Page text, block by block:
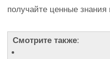
получайте ценные знания
Смотрите также: